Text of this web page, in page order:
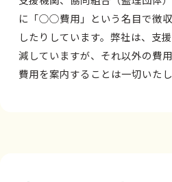
に「○○費用」という名目で徴
したりしています。弊社は、支
減していますが、それ以外の費
費用を案内することは一切いたし